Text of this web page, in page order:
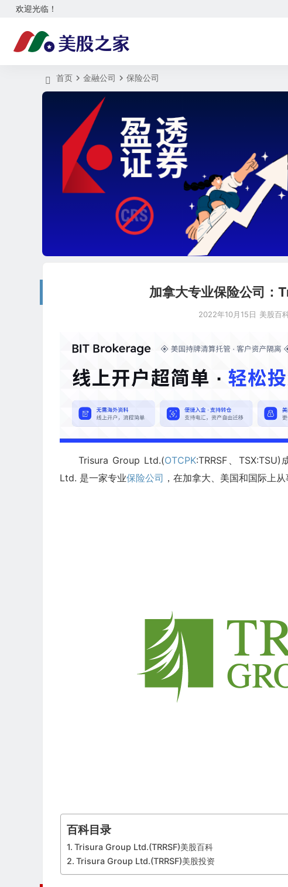
欢迎光临！
首页 金融公司 保险公司
加拿大专业保险公司
2022年10月15日 美股百
Trisura Group Ltd.(OTCPK:TRRSF、TSX:TSU)
Ltd. 是一家专业保险公司 ，在加拿大、美国和国际上
百科目录
Trisura Group Ltd.(TRRSF)美股百科
Trisura Group Ltd.(TRRSF)美股投资